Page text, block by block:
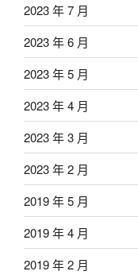
2023 年 7 月
2023 年 6 月
2023 年 5 月
2023 年 4 月
2023 年 3 月
2023 年 2 月
2019 年 5 月
2019 年 4 月
2019 年 2 月